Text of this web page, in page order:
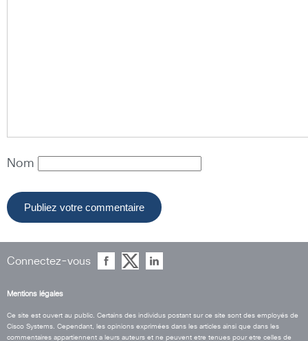
Nom
Connectez-vous
Mentions légales
Ce site est ouvert au public. Certains des individus postant sur ce site sont des employés de
Cisco Systems. Cependant, les opinions exprimées dans les articles ainsi que dans les
commentaires appartiennent a leurs auteurs et ne peuvent etre tenues pour etre celles de